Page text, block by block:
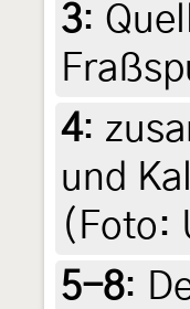
3:
4:
und
(Foto:
5-8: